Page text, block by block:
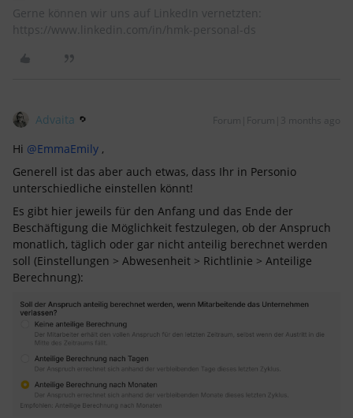
Gerne können wir uns auf LinkedIn vernetzten:
https://www.linkedin.com/in/hmk-personal-ds
Advaita Forum|Forum|3 months ago
Hi ​ @EmmaEmily ,
Generell ist das aber auch etwas, dass Ihr in Personio
unterschiedliche einstellen könnt!
Es gibt hier jeweils für den Anfang und das Ende der
Beschäftigung die Möglichkeit festzulegen, ob der Anspruch
monatlich, täglich oder gar nicht anteilig berechnet werden
soll (Einstellungen > Abwesenheit > Richtlinie > Anteilige
Berechnung):